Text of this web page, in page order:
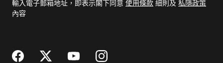
郵
輸入電子郵箱地址，即表示閣下同意 使用條款 細則及 私隱政策
內容